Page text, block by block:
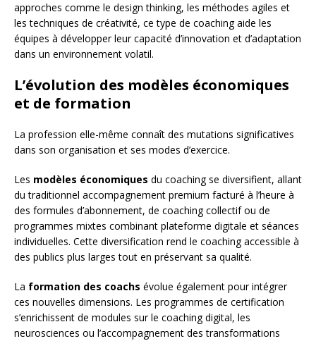
approches comme le design thinking, les méthodes agiles et
les techniques de créativité, ce type de coaching aide les
équipes à développer leur capacité d’innovation et d’adaptation
dans un environnement volatil.
L’évolution des modèles économiques
et de formation
La profession elle-même connaît des mutations significatives
dans son organisation et ses modes d’exercice.
Les modèles économiques du coaching se diversifient, allant
du traditionnel accompagnement premium facturé à l’heure à
des formules d’abonnement, de coaching collectif ou de
programmes mixtes combinant plateforme digitale et séances
individuelles. Cette diversification rend le coaching accessible à
des publics plus larges tout en préservant sa qualité.
La formation des coachs évolue également pour intégrer
ces nouvelles dimensions. Les programmes de certification
s’enrichissent de modules sur le coaching digital, les
neurosciences ou l’accompagnement des transformations